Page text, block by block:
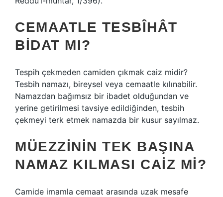
CEMAATLE TESBÎHÂT
BIDAT MI?
Tespih çekmeden camiden çıkmak caiz midir?
Tesbih namazı, bireysel veya cemaatle kılınabilir.
Namazdan bağımsız bir ibadet olduğundan ve
yerine getirilmesi tavsiye edildiğinden, tesbih
çekmeyi terk etmek namazda bir kusur sayılmaz.
MÜEZZININ TEK BAŞINA
NAMAZ KILMASI CAIZ MI?
Camide imamla cemaat arasında uzak mesafe